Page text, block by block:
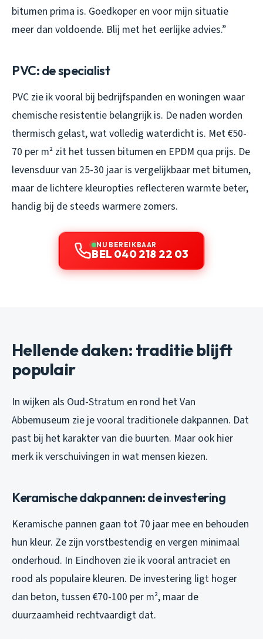
bitumen prima is. Goedkoper en voor mijn situatie
meer dan voldoende. Blij met het eerlijke advies.”
PVC: de specialist
PVC zie ik vooral bij bedrijfspanden en woningen waar
chemische resistentie belangrijk is. De naden worden
thermisch gelast, wat volledig waterdicht is. Met €50-
70 per m² zit het tussen bitumen en EPDM qua prijs. De
levensduur van 25-30 jaar is vergelijkbaar met bitumen,
maar de lichtere kleuropties reflecteren warmte beter,
handig bij de steeds warmere zomers.
NU BEREIKBAAR
BEL 040 218 22 03
Hellende daken: traditie blijft
populair
In wijken als Oud-Stratum en rond het Van
Abbemuseum zie je vooral traditionele dakpannen. Dat
past bij het karakter van die buurten. Maar ook hier
merk ik verschuivingen in wat mensen kiezen.
Keramische dakpannen: de investering
Keramische pannen gaan tot 70 jaar mee en behouden
hun kleur. Ze zijn vorstbestendig en vergen minimaal
onderhoud. In Eindhoven zie ik vooral antraciet en
rood als populaire kleuren. De investering ligt hoger
dan beton, tussen €70-100 per m², maar de
duurzaamheid rechtvaardigt dat.